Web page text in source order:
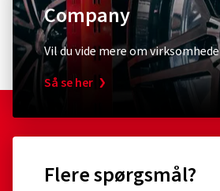
Company
Vil du vide mere om
Så se her
Flere spørgsmål?